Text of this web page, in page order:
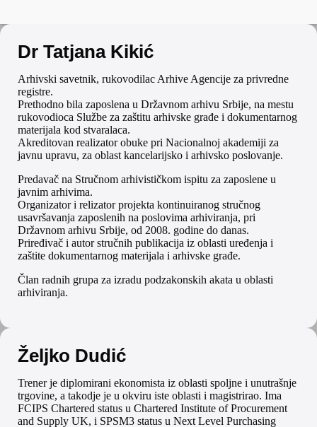
Dr Tatjana Kikić
Arhivski savetnik, rukovodilac Arhive Agencije za privredne
registre.
Prethodno bila zaposlena u Državnom arhivu Srbije, na mestu
rukovodioca Službe za zaštitu arhivske građe i dokumentarnog
materijala kod stvaralaca.
Akreditovan realizator obuke pri Nacionalnoj akademiji za
javnu upravu, za oblast kancelarijsko i arhivsko poslovanje.
Predavač na Stručnom arhivističkom ispitu za zaposlene u
javnim arhivima.
Organizator i relizator projekta kontinuiranog stručnog
usavršavanja zaposlenih na poslovima arhiviranja, pri
Državnom arhivu Srbije, od 2008. godine do danas.
Priređivač i autor stručnih publikacija iz oblasti uređenja i
zaštite dokumentarnog materijala i arhivske građe.
Član radnih grupa za izradu podzakonskih akata u oblasti
arhiviranja.
Željko Dudić
Trener je diplomirani ekonomista iz oblasti spoljne i unutrašnje
trgovine, a takodje je u okviru iste oblasti i magistrirao. Ima
FCIPS Chartered status u Chartered Institute of Procurement
and Supply UK, i SPSM3 status u Next Level Purchasing